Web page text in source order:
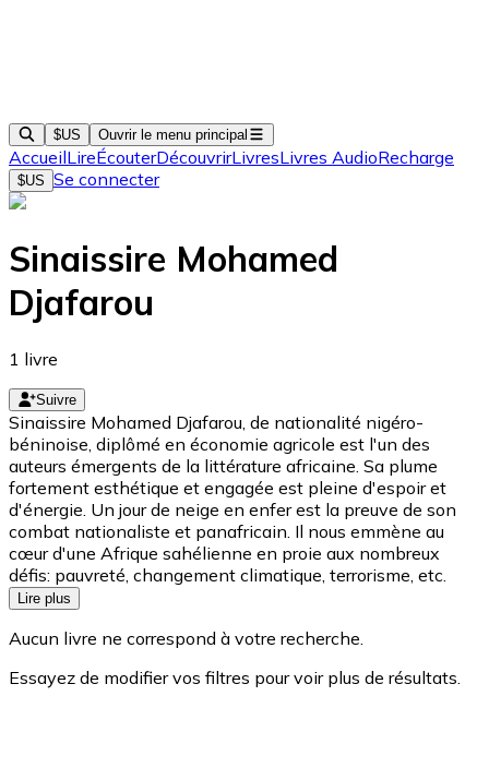
$US Ouvrir le menu principal
AccueilLireÉcouterDécouvrirLivresLivres AudioRecharge
$US Se connecter
Sinaissire Mohamed
Djafarou
1 livre
Suivre
Sinaissire Mohamed Djafarou, de nationalité nigéro-
béninoise, diplômé en économie agricole est l'un des
auteurs émergents de la littérature africaine. Sa plume
fortement esthétique et engagée est pleine d'espoir et
d'énergie. Un jour de neige en enfer est la preuve de son
combat nationaliste et panafricain. Il nous emmène au
cœur d'une Afrique sahélienne en proie aux nombreux
défis: pauvreté, changement climatique, terrorisme, etc.
Lire plus
Aucun livre ne correspond à votre recherche.
Essayez de modifier vos filtres pour voir plus de résultats.